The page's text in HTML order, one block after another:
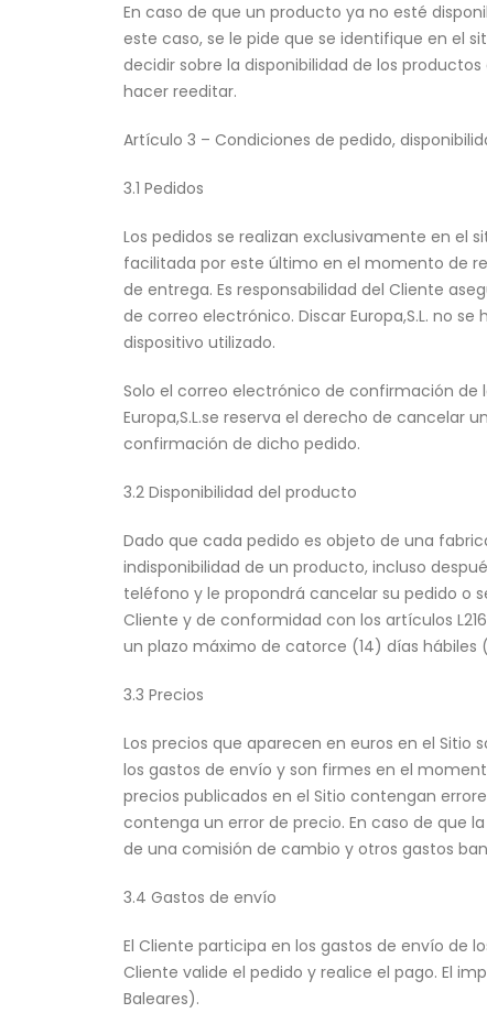
En caso de que un producto ya no esté
este caso, se le pide que se identifique en el
decidir sobre la disponibilidad de los
hacer reeditar.
Artículo 3 – Condiciones de pedido,
3.1 Pedidos
Los pedidos se realizan exclusivamente en el
facilitada por este último en el momento de
de entrega. Es responsabilidad del Cliente
de correo electrónico. Discar Europa,S.L. no
dispositivo utilizado.
Solo el correo electrónico de confirmación de
Europa,S.L.se reserva el derecho de
confirmación de dicho pedido.
3.2 Disponibilidad del producto
Dado que cada pedido es objeto de una
indisponibilidad de un producto, incluso
teléfono y le propondrá cancelar su pedido o
Cliente y de conformidad con los artículos
un plazo máximo de catorce (14) días
3.3 Precios
Los precios que aparecen en euros en el Sitio
los gastos de envío y son firmes en el
precios publicados en el Sitio contengan
contenga un error de precio. En caso de que
de una comisión de cambio y otros gastos
3.4 Gastos de envío
El Cliente participa en los gastos de envío de
Cliente valide el pedido y realice el pago. El
Baleares).